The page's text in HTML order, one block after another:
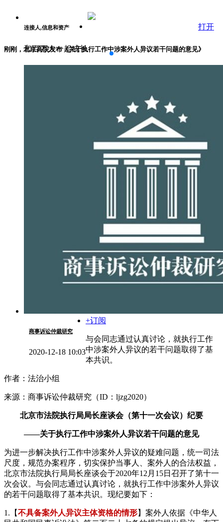
连接人,信息和资产
和百万人一起成长
打开
刚刚，北京高院发布《关于执行工作中涉案外人异议若干问题的意见》
商事诉讼仲裁研究
2020-12-18 10:03
+订阅
与会同志通过认真讨论，就执行工作
中涉案外人异议的若干问题取得了基
本共识。
作者：法治小组
来源：商事诉讼仲裁研究（ID：ljzg2020）
北京市法院执行局局长座谈会（第十一次会议）纪要
——关于执行工作中涉案外人异议若干问题的意见
为进一步解决执行工作中涉案外人异议的疑难问题，统一司法
尺度，规范办案程序，切实保护当事人、案外人的合法权益，
北京市法院执行局局长座谈会于2020年12月15日召开了第十一
次会议。与会同志通过认真讨论，就执行工作中涉案外人异议
的若干问题取得了基本共识。现纪要如下：
1.【不具备案外人异议主体资格的情形】案外人依据《中华人